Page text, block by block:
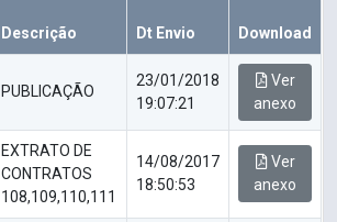
Descrição Dt Envio Download
PUBLICAÇÃO
23/01/2018
19:07:21
Ver
anexo
EXTRATO DE
CONTRATOS
108,109,110,111
14/08/2017
18:50:53
Ver
anexo